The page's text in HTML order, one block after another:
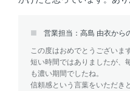
営業担当：高島 由衣から
この度はおめでとうございます
短い時間ではありましたが、
も濃い期間でしたね。
信頼感という言葉をいただき